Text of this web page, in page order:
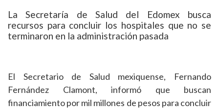
La Secretaría de Salud del Edomex busca
recursos para concluir los hospitales que no se
terminaron en la administración pasada
El Secretario de Salud mexiquense, Fernando
Fernández Clamont, informó que buscan
financiamiento por mil millones de pesos para concluir